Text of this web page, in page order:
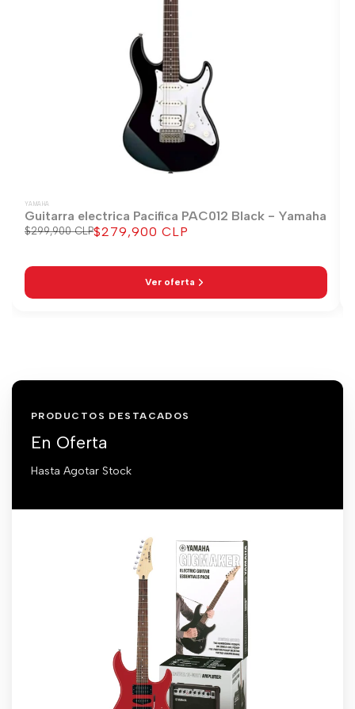
YAMAHA
Guitarra electrica Pacifica PAC012 Black - Yamaha
Precio
$299,900 CLPPrecio
$279,900 CLP
Ver oferta
PRODUCTOS DESTACADOS
En Oferta
Hasta Agotar Stock